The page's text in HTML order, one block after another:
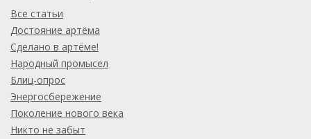
Все статьи
Достояние артёма
Сделано в артёме!
Народный промысел
Блиц-опрос
Энергосбережение
Поколение нового века
Никто не забыт